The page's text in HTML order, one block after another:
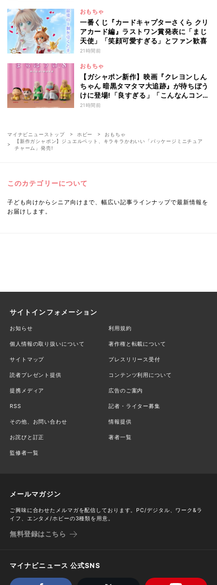
おもちゃ
一番くじ『カードキャプターさくら クリ
アカード編』ラストワン賞発表に「まじ
天使」「笑顔可愛すぎる」とファン歓喜
21時間前
おもちゃ
【ガシャポン新作】映画『クレヨンしん
ちゃん 暗黒タマタマ大追跡』が待ちぼう
けに登場!「良すぎる」「こんなんコンプ
せんと…」とファン騒然
21時間前
マイナビニューストップ ホビー
おもちゃ
【新作ガシャポン】ジュエルペット、キラキラかわいい「パッケージミニチュア
チャーム」発売!
このカテゴリーについて
子ども向けからシニア向けまで、幅広い記事ラインナップで最新情報を
お届けします。
サイトインフォメーション
お知らせ 利用規約
個人情報の取り扱いについて 著作権と転載について
サイトマップ プレスリリース受付
読者プレゼント提供 コンテンツ利用について
提携メディア 広告のご案内
RSS 記者・ライター募集
その他、お問い合わせ 情報提供
お詫びと訂正 著者一覧
監修者一覧
メールマガジン
ご興味に合わせたメルマガを配信しております。PC/デジタル、ワーク&ラ
イフ、エンタメ/ホビーの3種類を用意。
無料登録はこちら
マイナビニュース 公式SNS